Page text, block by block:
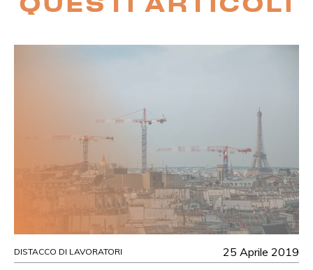
DISTACCO DI LAVORATORI 25 Aprile 2019